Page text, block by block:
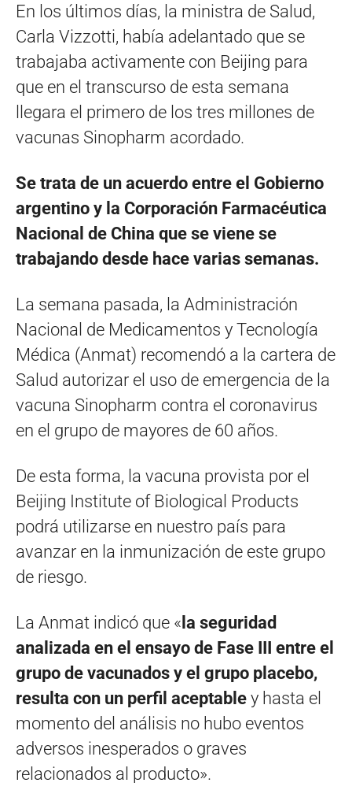
En los últimos días, la ministra de Salud,
Carla Vizzotti, había adelantado que se
trabajaba activamente con Beijing para
que en el transcurso de esta semana
llegara el primero de los tres millones de
vacunas Sinopharm acordado.
Se trata de un acuerdo entre el Gobierno
argentino y la Corporación Farmacéutica
Nacional de China que se viene se
trabajando desde hace varias semanas.
La semana pasada, la Administración
Nacional de Medicamentos y Tecnología
Médica (Anmat) recomendó a la cartera de
Salud autorizar el uso de emergencia de la
vacuna Sinopharm contra el coronavirus
en el grupo de mayores de 60 años.
De esta forma, la vacuna provista por el
Beijing Institute of Biological Products
podrá utilizarse en nuestro país para
avanzar en la inmunización de este grupo
de riesgo.
La Anmat indicó que « la seguridad
analizada en el ensayo de Fase III entre el
grupo de vacunados y el grupo placebo,
resulta con un perfil aceptable y hasta el
momento del análisis no hubo eventos
adversos inesperados o graves
relacionados al producto».